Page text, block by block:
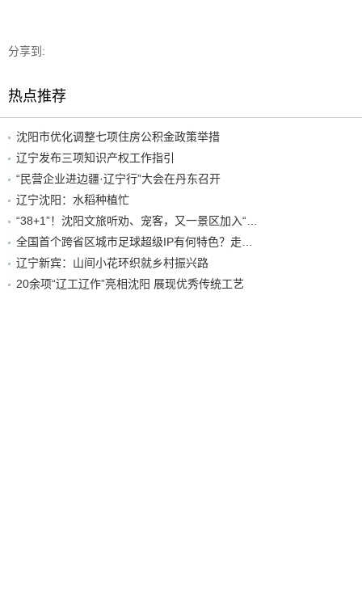
分享到:
热点推荐
沈阳市优化调整七项住房公积金政策举措
辽宁发布三项知识产权工作指引
“民营企业进边疆·辽宁行”大会在丹东召开
辽宁沈阳：水稻种植忙
辽宁新宾：山间小花环织就乡村振兴路
20余项“辽工辽作”亮相沈阳 展现优秀传统工艺